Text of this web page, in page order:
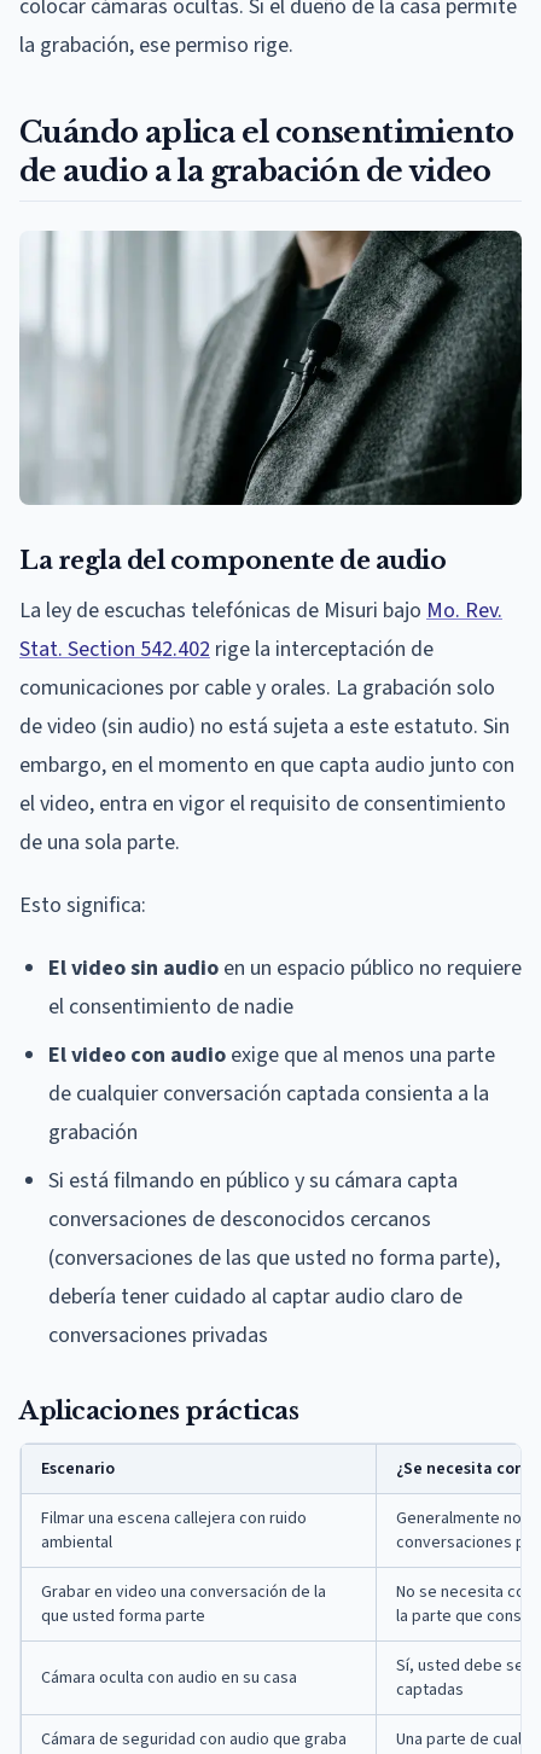
colocar cámaras ocultas. Si el dueño de la casa permite
la grabación, ese permiso rige.
Cuándo aplica el consentimiento
de audio a la grabación de video
La regla del componente de audio
La ley de escuchas telefónicas de Misuri bajo Mo. Rev.
Stat. Section 542.402 rige la interceptación de
comunicaciones por cable y orales. La grabación solo
de video (sin audio) no está sujeta a este estatuto. Sin
embargo, en el momento en que capta audio junto con
el video, entra en vigor el requisito de consentimiento
de una sola parte.
Esto significa:
El video sin audio en un espacio público no requiere
el consentimiento de nadie
El video con audio exige que al menos una parte
de cualquier conversación captada consienta a la
grabación
Si está filmando en público y su cámara capta
conversaciones de desconocidos cercanos
(conversaciones de las que usted no forma parte),
debería tener cuidado al captar audio claro de
conversaciones privadas
Aplicaciones prácticas
Escenario ¿Se necesita
Filmar una escena callejera con ruido
ambiental
Generalmente no,
conversaciones
Grabar en video una conversación de la
que usted forma parte
No se necesita
la parte que
Cámara oculta con audio en su casa
Sí, usted debe ser
captadas
Cámara de seguridad con audio que graba
Una parte de